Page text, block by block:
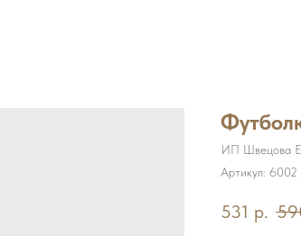
ИП Швецова
Артикул: 6002
531 р.